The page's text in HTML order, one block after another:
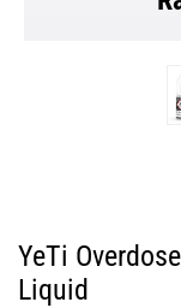
YeTi
Liquid